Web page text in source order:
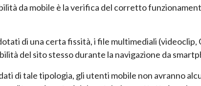
da mobile è la verifica del corretto
di una certa fissità, i file multimediali
del sito stesso durante la navigazione da
di tale tipologia, gli utenti mobile non avranno